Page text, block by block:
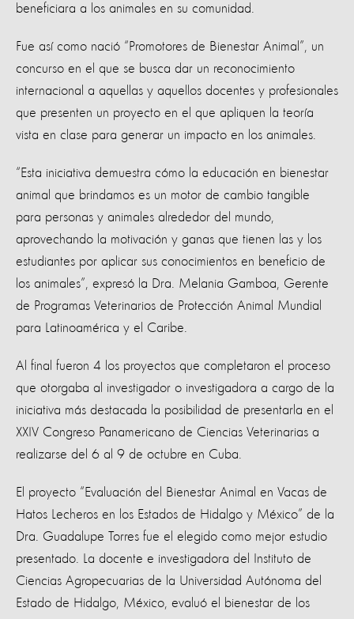
beneficiara a los animales en su comunidad.
Fue así como nació “Promotores de Bienestar Animal”, un
concurso en el que se busca dar un reconocimiento
internacional a aquellas y aquellos docentes y profesionales
que presenten un proyecto en el que apliquen la teoría
vista en clase para generar un impacto en los animales.
“Esta iniciativa demuestra cómo la educación en bienestar
animal que brindamos es un motor de cambio tangible
para personas y animales alrededor del mundo,
aprovechando la motivación y ganas que tienen las y los
estudiantes por aplicar sus conocimientos en beneficio de
los animales”, expresó la Dra. Melania Gamboa, Gerente
de Programas Veterinarios de Protección Animal Mundial
para Latinoamérica y el Caribe.
Al final fueron 4 los proyectos que completaron el proceso
que otorgaba al investigador o investigadora a cargo de la
iniciativa más destacada la posibilidad de presentarla en el
XXIV Congreso Panamericano de Ciencias Veterinarias a
realizarse del 6 al 9 de octubre en Cuba.
El proyecto “Evaluación del Bienestar Animal en Vacas de
Hatos Lecheros en los Estados de Hidalgo y México” de la
Dra. Guadalupe Torres fue el elegido como mejor estudio
presentado. La docente e investigadora del Instituto de
Ciencias Agropecuarias de la Universidad Autónoma del
Estado de Hidalgo, México, evaluó el bienestar de los